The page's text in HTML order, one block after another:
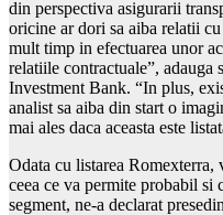
din perspectiva asigurarii
oricine ar dori sa aiba relatii
mult timp in efectuarea unor
relatiile contractuale”,
Investment Bank. “In plus,
analist sa aiba din start o
mai ales daca aceasta este
Odata cu listarea Romexterra,
ceea ce va permite probabil si
segment, ne-a declarat